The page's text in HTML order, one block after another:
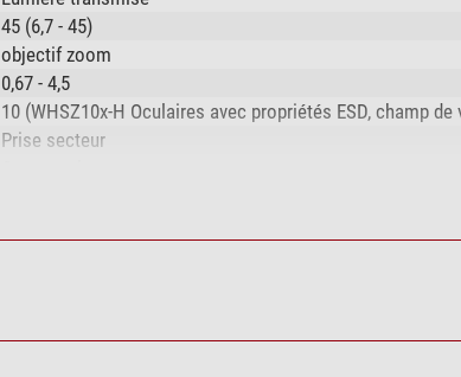
45 (6,7 - 45)
objectif zoom
0,67 - 4,5
10 (WHSZ10x-H Oculaires avec propriétés ESD, champ de
Prise secteur